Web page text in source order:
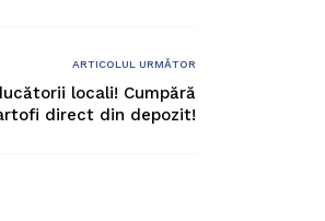
ARTICOLUL URMĂTOR
locali! Cumpără
direct din depozit!